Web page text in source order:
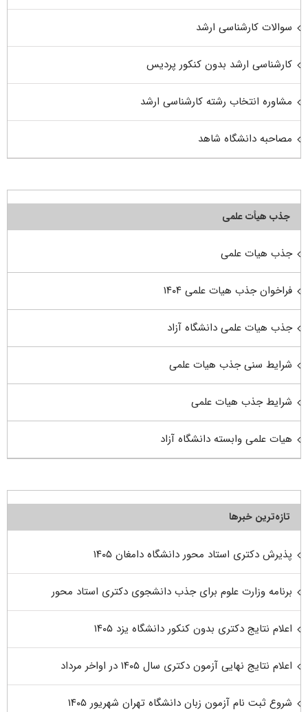
سوالات کارشناسی ارشد
کارشناسی ارشد بدون کنکور پردیس
مشاوره انتخاب رشته کارشناسی ارشد
مصاحبه دانشگاه شاهد
جذب هیأت علمی
جذب هیات علمی
فراخوان جذب هیات علمی ۱۴۰۴
جذب هیات علمی دانشگاه آزاد
شرایط سنی جذب هیات علمی
شرایط جذب هیات علمی
هیات علمی وابسته دانشگاه آزاد
تازه‌ترین خبرها
پذیرش دکتری استاد محور دانشگاه دامغان ۱۴۰۵
برنامه وزارت علوم برای جذب دانشجوی دکتری استاد محور
اعلام نتایج دکتری بدون کنکور دانشگاه یزد ۱۴۰۵
اعلام نتایج نهایی آزمون دکتری سال ۱۴۰۵ در اواخر مرداد
شروع ثبت نام آزمون زبان دانشگاه تهران شهریور ۱۴۰۵